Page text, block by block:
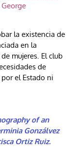
la existencia de
en la
mujeres. El club
de
el Estado ni
of an
Gonzálvez
Ortiz Ruiz.